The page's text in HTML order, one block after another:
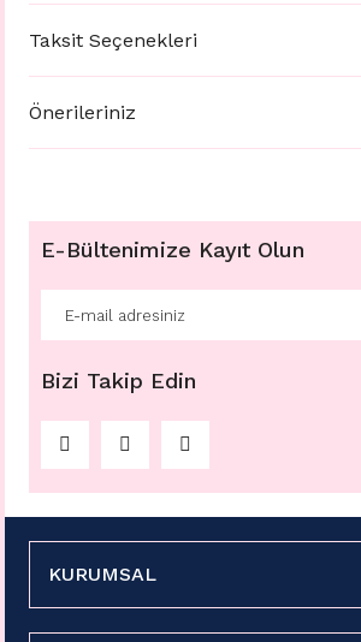
Taksit Seçenekleri
Önerileriniz
E-Bültenimize Kayıt Olun
Bizi Takip Edin
KURUMSAL